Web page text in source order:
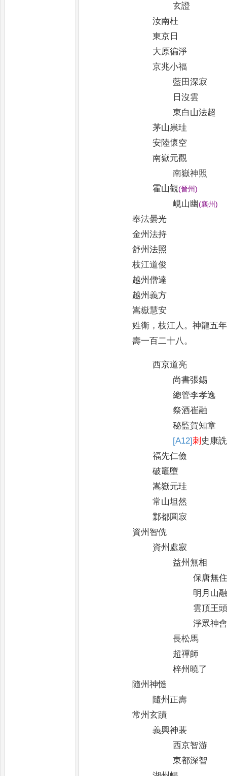
玄證
汝南杜
東京日
大原徧淨
京兆小福
藍田深寂
日沒雲
東白山法超
茅山祟珪
安陸懷空
南嶽元觀
南嶽神照
霍山觀(晉州)
峴山幽(襄州)
奉法曇光
金州法持
舒州法照
枝江道俊
越州僧達
越州義方
嵩嶽慧安
姓衛 ，枝江人 。神龍五
壽一百二十八。
西京道亮
尚書張錫
總管李孝逸
祭酒崔融
秘監賀知章
[A12]刺 史康詵
福先仁儉
破竈墮
嵩嶽元珪
常山坦然
鄴都圓寂
資州智侁
資州處寂
益州無相
保唐無
明月山
雲頂王
淨眾神
長松馬
超禪師
梓州曉了
隨州神慥
隨州正壽
常州玄蹟
義興神裴
西京智游
東都深智